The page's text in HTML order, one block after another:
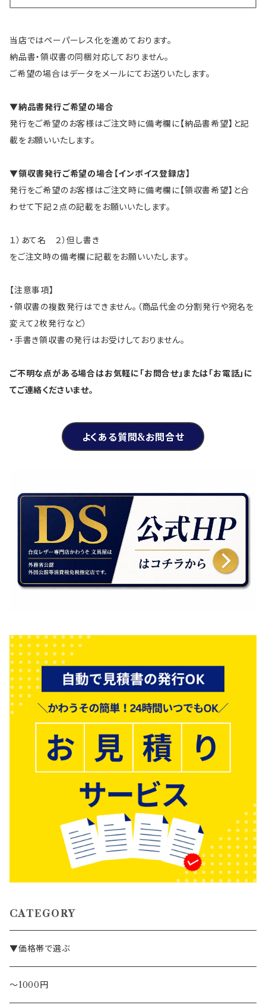
当店ではペーパーレス化を進めております。
納品書・領収書の同梱対応しておりません。
ご希望の場合はデータをメールにてお送りいたします。
▼納品書発行ご希望の場合
発行をご希望のお客様はご注文時に備考欄に【納品書希望】と記
載をお願いいたします。
▼領収書発行ご希望の場合【インボイス登録店】
発行をご希望のお客様はご注文時に備考欄に【領収書希望】と合
わせて下記２点の記載をお願いいたします。
１）あて名 ２）但し書き
をご注文時の備考欄に記載をお願いいたします。
【注意事項】
・領収書の複数発行はできません。（商品代金の分割発行や宛名を
変えて2枚発行など）
・手書き領収書の発行はお受けしておりません。
ご不明な点がある場合はお気軽に「お問合せ」または「お電話」に
てご連絡くださいませ。
よくある質問&お問合せ
CATEGORY
▼価格帯で選ぶ
～1000円